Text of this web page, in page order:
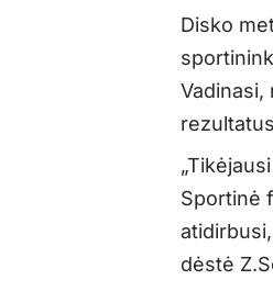
Disko
Sportinė
dėstė